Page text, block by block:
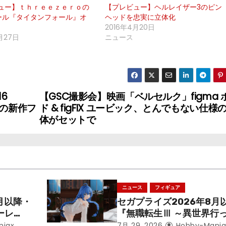
ー】ｔｈｒｅｅｚｅｒｏの
ル『タイタンフォール』オ
27日
【プレビュー】ヘルレイザー3のピン
ヘッドを忠実に立体化
2016年4月20日
ニュース
【GSC撮影会】映画「ベルセルク」figma
ド & figFIX ユービック、とんでもない仕様
体がセットで
新作フ
降・
レ
ニュース フィギュア
セガプライズ2026年8月
『無職転生Ⅲ ～異世界行